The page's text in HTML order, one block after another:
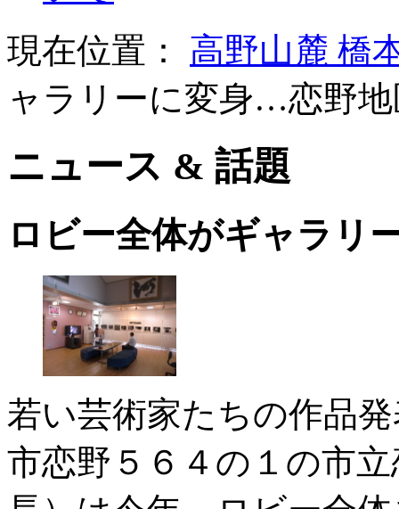
現在位置： 高野山麓 橋
ャラリーに変身…恋野
ニュース & 話題
ロビー全体がギャラリ
若い芸術家たちの作品
市恋野５６４の１の市